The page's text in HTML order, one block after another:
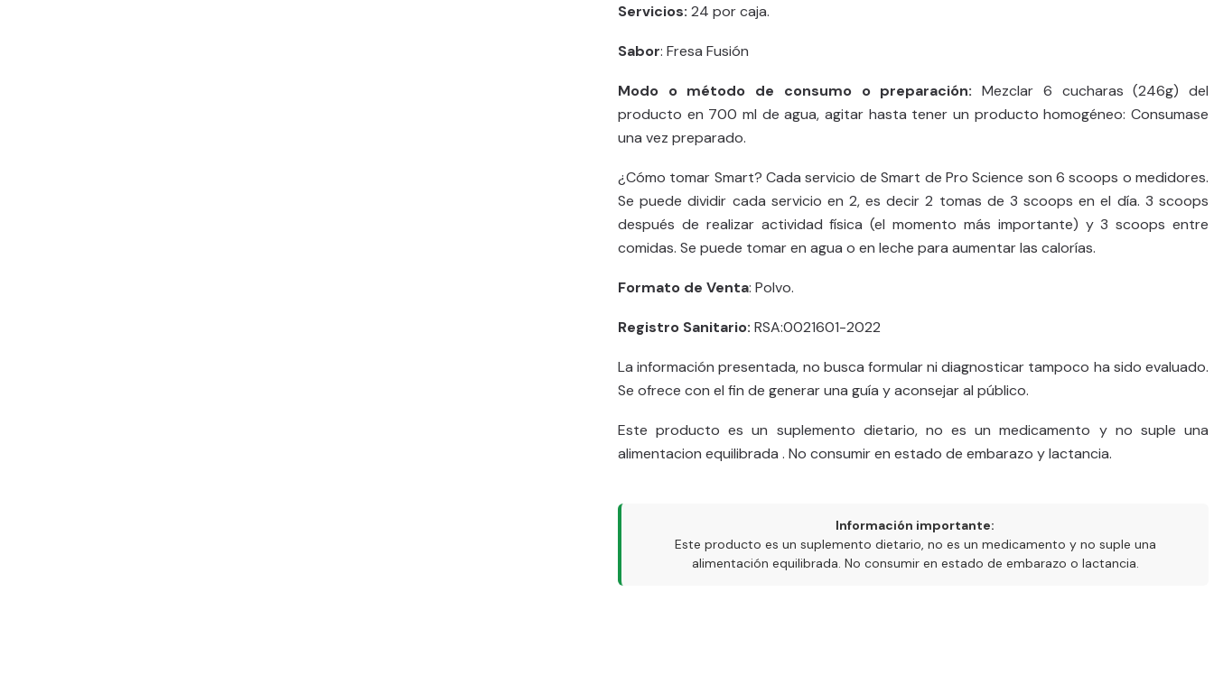
Servicios: 24 por caja.
Sabor: Fresa Fusión
Modo o método de consumo o preparación: Mezclar 6 cucharas (246g) del
producto en 700 ml de agua, agitar hasta tener un producto homogéneo: Consumase
una vez preparado.
¿Cómo tomar Smart? Cada servicio de Smart de Pro Science son 6 scoops o medidores.
Se puede dividir cada servicio en 2, es decir 2 tomas de 3 scoops en el día. 3 scoops
después de realizar actividad física (el momento más importante) y 3 scoops entre
comidas. Se puede tomar en agua o en leche para aumentar las calorías.
Formato de Venta: Polvo.
Registro Sanitario: RSA:0021601-2022
La información presentada, no busca formular ni diagnosticar tampoco ha sido evaluado.
Se ofrece con el fin de generar una guía y aconsejar al público.
Este producto es un suplemento dietario, no es un medicamento y no suple una
alimentacion equilibrada . No consumir en estado de embarazo y lactancia.
Información importante:
Este producto es un suplemento dietario, no es un medicamento y no suple una
alimentación equilibrada. No consumir en estado de embarazo o lactancia.